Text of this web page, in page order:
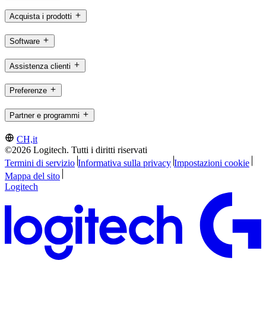
Acquista i prodotti
Software
Assistenza clienti
Preferenze
Partner e programmi
CH,it
©2026 Logitech. Tutti i diritti riservati
Termini di servizio Informativa sulla privacy Impostazioni cookie
Mappa del sito
Logitech